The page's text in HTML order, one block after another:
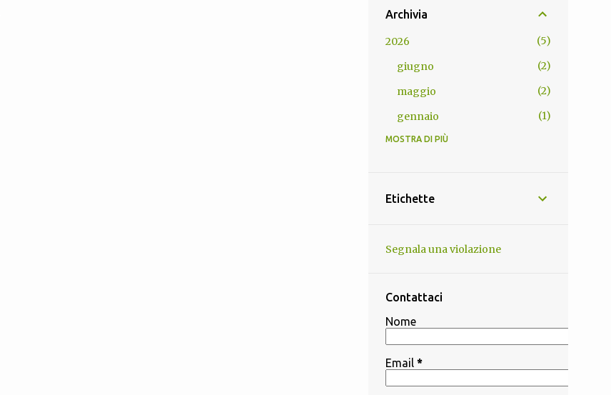
Archivia
2026
5
giugno
2
maggio
2
gennaio
1
2025
ottobre
agosto
giugno
maggio
aprile
2024
1
MOSTRA DI PIÙ
Etichette
Segnala una violazione
Contattaci
Nome
Email *